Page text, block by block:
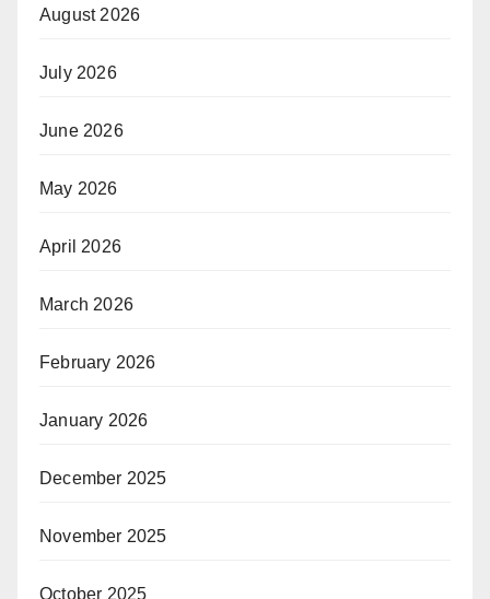
August 2026
July 2026
June 2026
May 2026
April 2026
March 2026
February 2026
January 2026
December 2025
November 2025
October 2025